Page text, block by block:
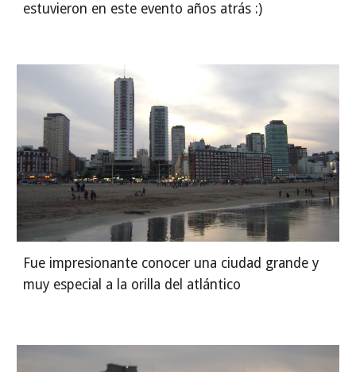
estuvieron en este evento años atrás :)
Fue impresionante conocer una ciudad grande y
muy especial a la orilla del atlántico